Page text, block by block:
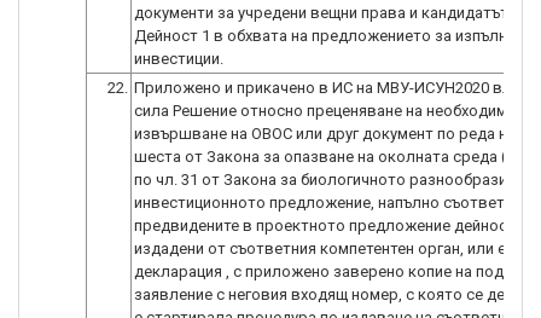
документи за учредени вещни права и кандидатът е
Дейност 1 в обхвата на предложението за
инвестиции.
22. Приложено и прикачено в ИС на МВУ-ИСУН2020
сила Решение относно преценяване на
извършване на ОВОС или друг документ по реда на
шеста от Закона за опазване на околната среда
по чл. 31 от Закона за биологичното разнообразие
инвестиционното предложение, напълно
предвидените в проектното предложение дейности,
издадени от съответния компетентен орган, или е
декларация , с приложено заверено копие на
заявление с неговия входящ номер, с която се